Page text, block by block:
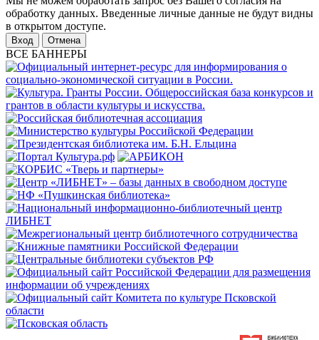
обработку данных. Введенные личные данные не будут видны
в открытом доступе.
Отмена
ВСЕ БАННЕРЫ